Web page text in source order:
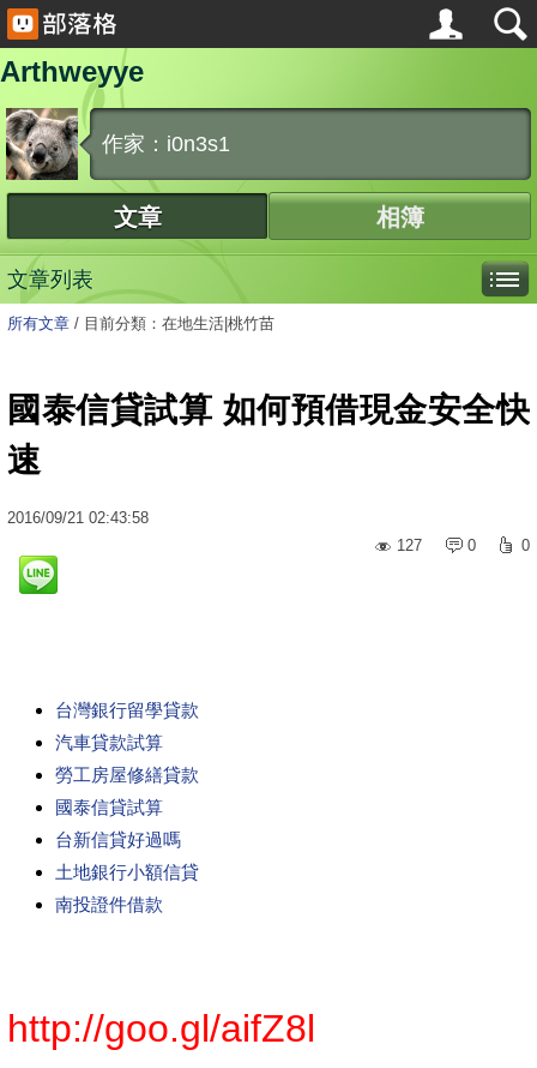
Arthweyye
作家：i0n3s1
文章 相簿
文章列表
所有文章 / 目前分類：在地生活|桃竹苗
國泰信貸試算 如何預借現金安全快
速
2016/09/21 02:43:58
127
0 0
台灣銀行留學貸款
汽車貸款試算
勞工房屋修繕貸款
國泰信貸試算
台新信貸好過嗎
土地銀行小額信貸
南投證件借款
http://goo.gl/aifZ8l